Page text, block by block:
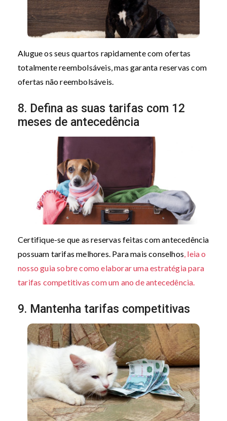
Alugue os seus quartos rapidamente com ofertas
totalmente reembolsáveis, mas garanta reservas com
ofertas não reembolsáveis.
8. Defina as suas tarifas com 12
meses de antecedência
Certifique-se que as reservas feitas com antecedência
possuam tarifas melhores. Para mais conselhos, leia o
nosso guia sobre como elaborar uma estratégia para
tarifas competitivas com um ano de antecedência.
9. Mantenha tarifas competitivas